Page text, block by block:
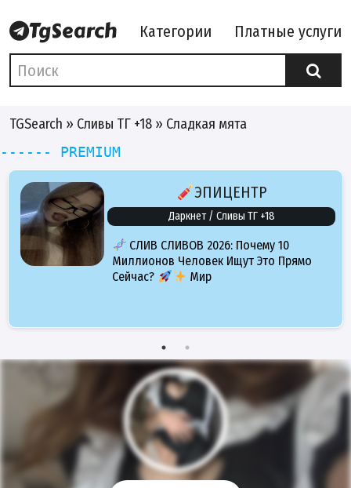
Категории Платные услуги
TGSearch » Сливы ТГ +18 » Сладкая мята
------ PREMIUM
ЭПИЦЕНТР
Даркнет / Сливы ТГ +18
СЛИВ СЛИВОВ 2026: Почему 10
Миллионов Человек Ищут Это Прямо
Сейчас?
Мир